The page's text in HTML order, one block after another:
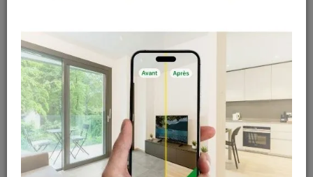
Kit huisseries Fast
Fire Door 2015 mm
multi. WBP prép. 300
mm droite + listel
massif prép. 15x17
mm
125,01€ TTC En stock
Kit huisseries Fast
Fire Door 2015 mm
multi. WBP prép. 400
mm droite + listel
massif prép. 15x17
mm
149€ TTC